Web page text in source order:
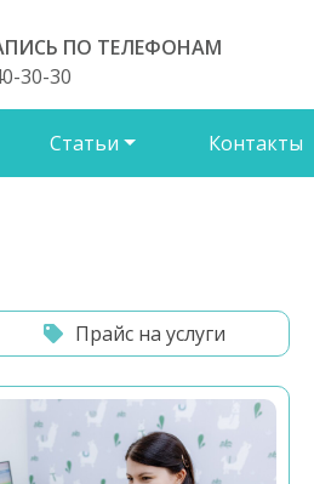
ПО ТЕЛЕФОНАМ
30-30
Статьи Контакты
Прайс на услуги